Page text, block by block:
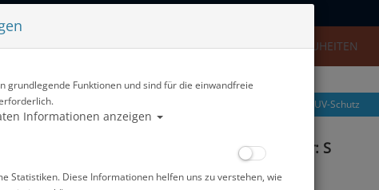
SALE NEUHEITEN
Alle Artikel zeigen aus: UV-Schutz
Mares Rash Guard Junior - Kurzarm - Boys - Gr: S
grundlegende Funktionen und sind für die einwandfreie
Informationen anzeigen
Statistiken. Diese Informationen helfen uns zu verstehen, wie